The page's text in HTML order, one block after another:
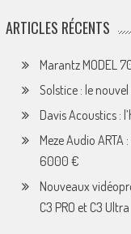
ARTICLES RÉCENTS
Marantz MODEL
Solstice : le
Davis Acoustics :
Meze Audio
6000 €
Nouveaux
C3 PRO et C3 Ultra